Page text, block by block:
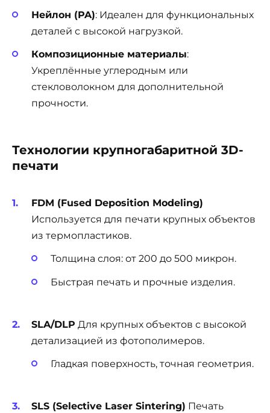
Нейлон (PA): Идеален для функциональных
деталей с высокой нагрузкой.
Композиционные материалы:
Укреплённые углеродным или
стекловолокном для дополнительной
прочности.
Технологии крупногабаритной 3D-
печати
FDM (Fused Deposition Modeling)
Используется для печати крупных объектов
из термопластиков.
Толщина слоя: от 200 до 500 микрон.
Быстрая печать и прочные изделия.
SLA/DLP Для крупных объектов с высокой
детализацией из фотополимеров.
Гладкая поверхность, точная геометрия.
SLS (Selective Laser Sintering) Печать